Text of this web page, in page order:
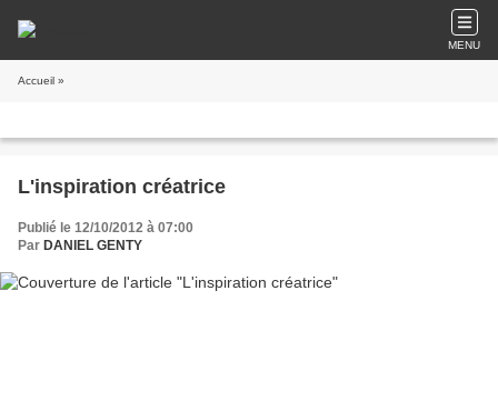
MENU
Accueil »
L'inspiration créatrice
Publié le 12/10/2012 à 07:00
Par DANIEL GENTY